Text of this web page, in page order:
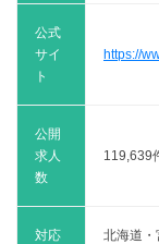
公式
サイ
ト
https://
公開
求人
数
119,639
対応
北海道・